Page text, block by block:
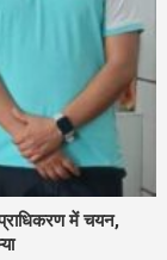
प्राधिकरण में चयन,